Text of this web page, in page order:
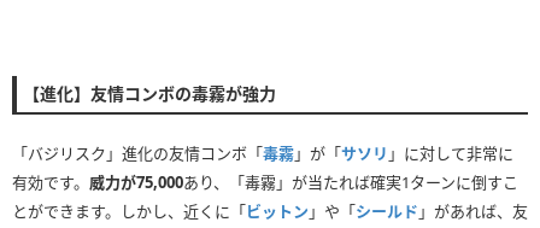
【進化】友情コンボの毒霧が強力
「バジリスク」進化の友情コンボ「毒霧」が「サソリ 」に対して非常に
有効です。 威力が75,000あり、「毒霧」が当たれば確実1ターンに倒すこ
とができます。しかし、近くに「ビットン 」や「シールド 」があれば、友